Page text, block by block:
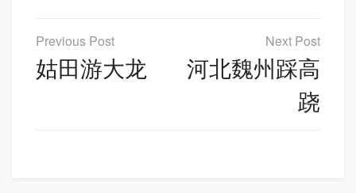
文
章
导
姑田游大龙
河北魏州踩高
跷